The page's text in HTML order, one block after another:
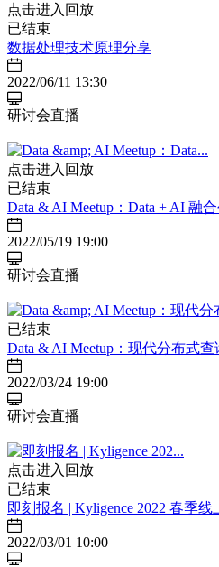
点击进入回放
已结束
数据处理技术原理分享
2022/06/11 13:30
研讨会直播
点击进入回放
已结束
Data & AI Meetup：Data + AI 融
2022/05/19 19:00
研讨会直播
已结束
Data & AI Meetup：现代分布式
2022/03/24 19:00
研讨会直播
点击进入回放
已结束
即刻报名 | ​Kyligence 2022 春季线
2022/03/01 10:00